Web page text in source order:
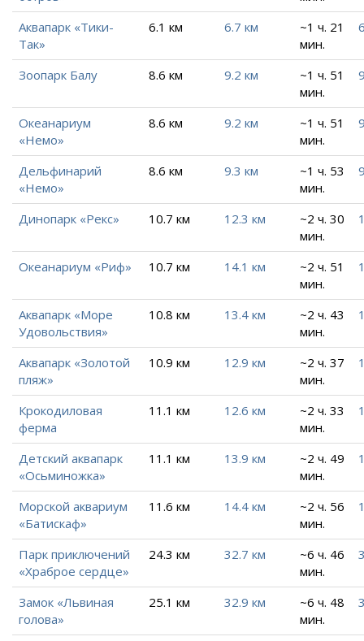
Аквапарк «Тики-
Так»
6.1 км 6.7 км
~1 ч. 21
мин.
Зоопарк Балу 8.6 км 9.2 км
~1 ч. 51
мин.
Океанариум
«Немо»
8.6 км 9.2 км
~1 ч. 51
мин.
Дельфинарий
«Немо»
8.6 км 9.3 км
~1 ч. 53
мин.
Динопарк «Рекс» 10.7 км 12.3 км
~2 ч. 30
мин.
Океанариум «Риф» 10.7 км 14.1 км
~2 ч. 51
мин.
Аквапарк «Море
Удовольствия»
10.8 км 13.4 км
~2 ч. 43
мин.
Аквапарк «Золотой
пляж»
10.9 км 12.9 км
~2 ч. 37
мин.
Крокодиловая
ферма
11.1 км 12.6 км
~2 ч. 33
мин.
Детский аквапарк
«Осьминожка»
11.1 км 13.9 км
~2 ч. 49
мин.
Морской аквариум
«Батискаф»
11.6 км 14.4 км
~2 ч. 56
мин.
Парк приключений
«Храброе сердце»
24.3 км 32.7 км
~6 ч. 46
мин.
Замок «Львиная
голова»
25.1 км 32.9 км
~6 ч. 48
мин.